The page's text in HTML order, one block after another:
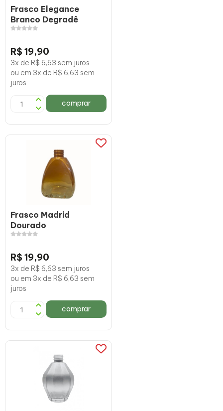
Frasco Elegance
Branco Degradê
R$ 19,90
3x de R$ 6,63 sem juros
ou em 3x de R$ 6,63 sem
juros
comprar
Frasco Madrid
Dourado
R$ 19,90
3x de R$ 6,63 sem juros
ou em 3x de R$ 6,63 sem
juros
comprar